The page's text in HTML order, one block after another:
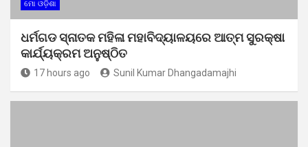
ମୋ ଓଡ଼ିଶା
ଧର୍ମଗଡ ସ୍ନାତକ ମହିଳା ମହାବିଦ୍ୟାଳୟରେ ଆତ୍ମ ସୁରକ୍ଷା
କାର୍ଯ୍ୟକ୍ରମ ଅନୁଷ୍ଠିତ
17 hours ago Sunil Kumar Dhangadamajhi